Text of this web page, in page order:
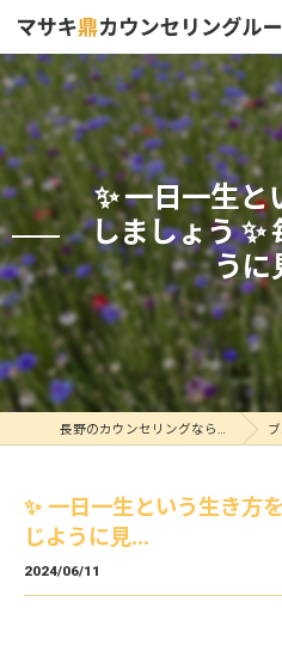
✨ 一日一生と
しましょう ✨
うに
長野のカウンセリングならマサキ鼎カウンセリングルーム ブログ
✨ 一日一生という生き方
じように見...
2024/06/11